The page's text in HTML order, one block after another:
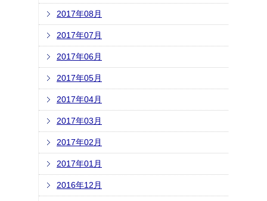
2017年08月
2017年07月
2017年06月
2017年05月
2017年04月
2017年03月
2017年02月
2017年01月
2016年12月